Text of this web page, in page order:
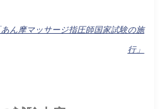
ん摩マッサージ指圧師国家試験の施
行」